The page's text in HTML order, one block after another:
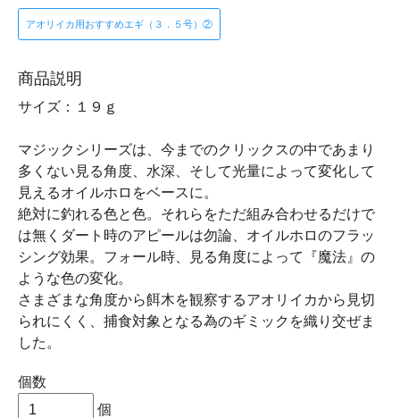
アオリイカ用おすすめエギ（３．５号）②
商品説明
サイズ：１９ｇ
マジックシリーズは、今までのクリックスの中であまり
多くない見る角度、水深、そして光量によって変化して
見えるオイルホロをベースに。
絶対に釣れる色と色。それらをただ組み合わせるだけで
は無くダート時のアピールは勿論、オイルホロのフラッ
シング効果。フォール時、見る角度によって『魔法』の
ような色の変化。
さまざまな角度から餌木を観察するアオリイカから見切
られにくく、捕食対象となる為のギミックを織り交ぜま
した。
個数
個